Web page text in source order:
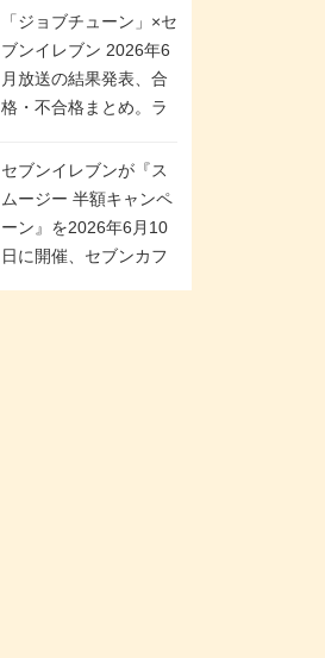
号・5号) / シャディク
が全6種のクリアスタン
ドになって登場!
チョコ」「チョコ缶」
「ツインギフト」が登
場
「ジョブチューン」×セ
ブンイレブン 2026年6
月放送の結果発表、合
格・不合格まとめ。ラ
合格「金のハンバー
グ」。満場一致合格数
は6商品、合格数は2商
品。TVerでの見逃し配
セブンイレブンが『ス
ムージー 半額キャンペ
ーン』を2026年6月10
日に開催、セブンカフ